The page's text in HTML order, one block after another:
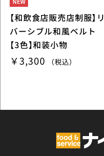
【和飲食店販売店制服】リ
バーシブル和風ベルト
【3色】和装小物
￥3,300 （税込）